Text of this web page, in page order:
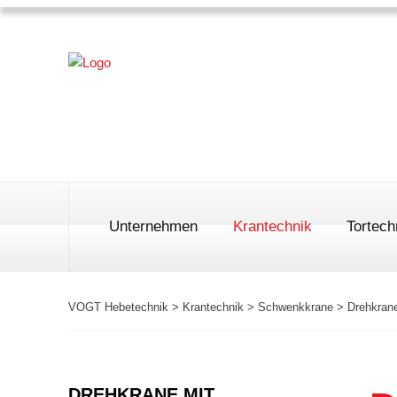
Unternehmen Krantechnik
VOGT Hebetechnik > Krantechnik > Schwenkkrane >